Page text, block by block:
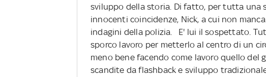
sviluppo della storia. Di fatto, per tutta una
innocenti coincidenze, Nick, a cui non
indagini della polizia. E' lui il sospettato.
sporco lavoro per metterlo al centro di un
meno bene facendo come lavoro quello del
scandite da flashback e sviluppo